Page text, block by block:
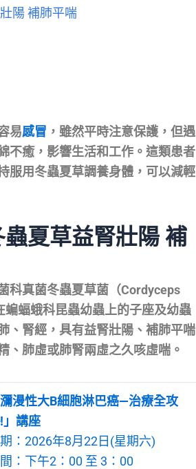
陽 補肺平喘
易感冒 ，雖然平時注意保護，但遇
不癒，影響生活和工作。這類患者
服用冬蟲夏草調養身體，可以減輕
夏草益腎壯陽 補
科真菌冬蟲夏草菌（Cordyceps
蝠蛾科昆蟲幼蟲上的子座及幼蟲
、腎經，具有益腎壯陽、補肺平喘
、肺虛或肺腎兩虛之久咳虛喘。
瀰漫性大B細胞淋巴癌—治療全攻
」講座
：2026年8月22日(星期六)
：下午2：00 至 3：00